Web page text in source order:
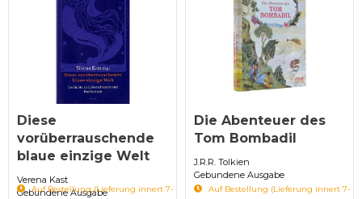
Diese
vorüberrauschende
blaue einzige Welt
Verena Kast
Gebundene Ausgabe
Auf Bestellung (Lieferung innert 7-
Die Abenteuer des
Tom Bombadil
J.R.R. Tolkien
Gebundene Ausgabe
Auf Bestellung (Lieferung innert 7-